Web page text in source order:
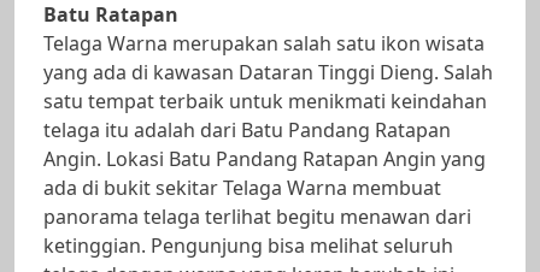
Batu Ratapan
Telaga Warna merupakan salah satu ikon wisata
yang ada di kawasan Dataran Tinggi Dieng. Salah
satu tempat terbaik untuk menikmati keindahan
telaga itu adalah dari Batu Pandang Ratapan
Angin. Lokasi Batu Pandang Ratapan Angin yang
ada di bukit sekitar Telaga Warna membuat
panorama telaga terlihat begitu menawan dari
ketinggian. Pengunjung bisa melihat seluruh